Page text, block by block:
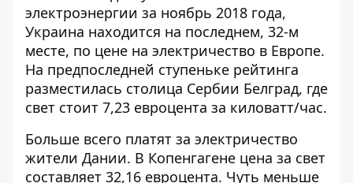
электроэнергии за ноябрь 2018 года,
Украина находится на последнем, 32-м
месте, по цене на электричество в Европе.
На предпоследней ступеньке рейтинга
разместилась столица Сербии Белград, где
свет стоит 7,23 евроцента за киловатт/час.
Больше всего платят за электричество
жители Дании. В Копенгагене цена за свет
составляет 32,16 евроцента. Чуть меньше